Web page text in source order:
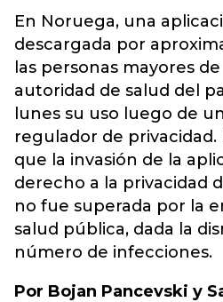
En Noruega, una
descargada por
las personas mayores
autoridad de salud del
lunes su uso luego de
regulador de privacidad.
que la invasión de la
derecho a la privacidad
no fue superada por la
salud pública, dada la
número de infecciones.
Por Bojan Pancevski y